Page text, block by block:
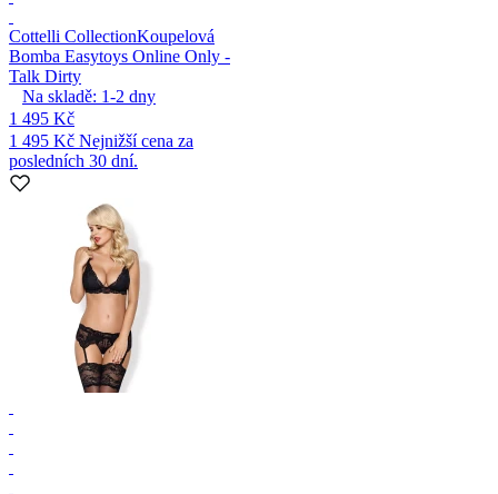
Cottelli CollectionKoupelová
Bomba Easytoys Online Only -
Talk Dirty
Na skladě: 1-2 dny
1 495 Kč
1 495 Kč Nejnižší cena za
posledních 30 dní.